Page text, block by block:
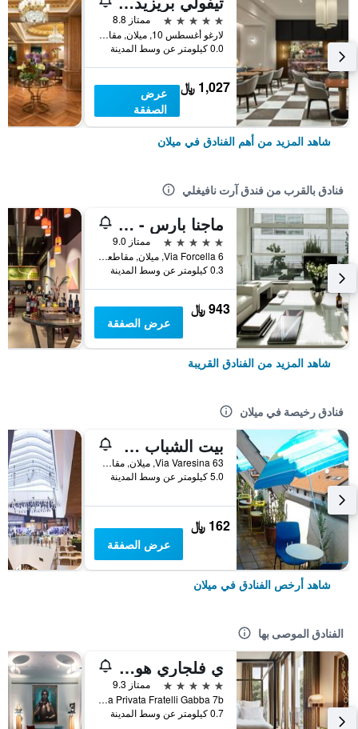
5 نجوم
ممتاز 8.8
لارغو أغسطس 10, ميلان, مقاطعة ميلانو, إيطاليا
0.0 كيلومتر عن وسط المدينة
1,027 ﷼
عرض
الصفقة
شاهد المزيد من أهم الفنادق في ميلان
فنادق بالقرب من فندق آرت نافيغلي
ماجنا بارس - لهوتل آه بارفوم سمول لاكشري هوتلز أوف ذا وورلد
5 نجوم
ممتاز 9.0
Via Forcella 6, ميلان, مقاطعة ميلانو, إيطاليا
0.3 كيلومتر عن وسط المدينة
943 ﷼
عرض الصفقة
شاهد المزيد من الفنادق القريبة
فنادق رخيصة في ميلان
بيت الشباب ستار
Via Varesina 63, ميلان, مقاطعة ميلانو, إيطاليا
5.0 كيلومتر عن وسط المدينة
162 ﷼
عرض الصفقة
شاهد أرخص الفنادق في ميلان
الفنادق الموصى بها
ي فلجاري هوتل ميلانو
5 نجوم
ممتاز 9.3
Via Privata Fratelli Gabba 7b, ميلان, مقاطعة ميلانو, إيطاليا
0.7 كيلومتر عن وسط المدينة